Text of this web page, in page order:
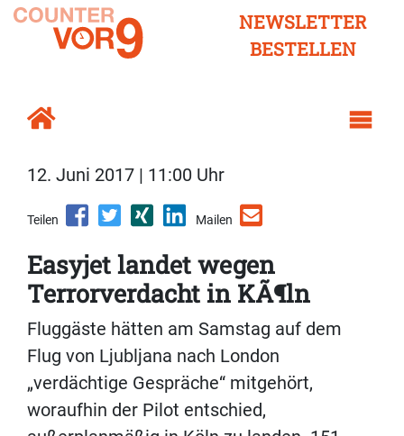
NEWSLETTER
BESTELLEN
12. Juni 2017 | 11:00 Uhr
Teilen Mailen
Easyjet landet wegen
Terrorverdacht in KÃ¶ln
Fluggäste hätten am Samstag auf dem
Flug von Ljubljana nach London
„verdächtige Gespräche“ mitgehört,
woraufhin der Pilot entschied,